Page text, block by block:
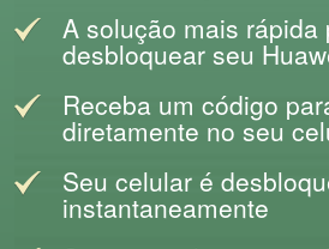
A solução mais rápida
desbloquear seu
Receba um código
diretamente no seu
Seu celular é
instantaneamente